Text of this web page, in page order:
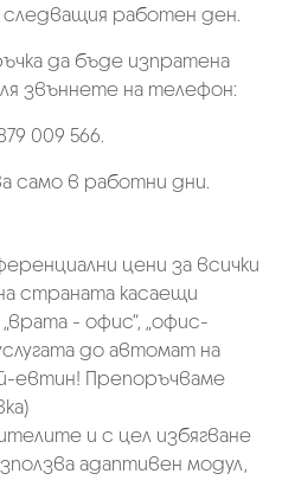
следващия работен ден.
да бъде изпратена
звъннете на телефон:
009 566.
само в работни дни.
цени за всички
страната касаещи
- офис“, „oфис-
до автомат на
евтин! Препоръчваме
и с цел избягване
адаптивен модул,